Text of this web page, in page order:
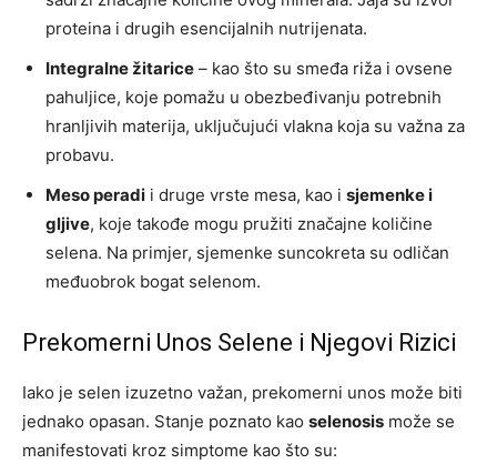
proteina i drugih esencijalnih nutrijenata.
Integralne žitarice – kao što su smeđa riža i ovsene
pahuljice, koje pomažu u obezbeđivanju potrebnih
hranljivih materija, uključujući vlakna koja su važna za
probavu.
Meso peradi i druge vrste mesa, kao i sjemenke i
gljive, koje takođe mogu pružiti značajne količine
selena. Na primjer, sjemenke suncokreta su odličan
međuobrok bogat selenom.
Prekomerni Unos Selene i Njegovi Rizici
Iako je selen izuzetno važan, prekomerni unos može biti
jednako opasan. Stanje poznato kao selenosis može se
manifestovati kroz simptome kao što su: